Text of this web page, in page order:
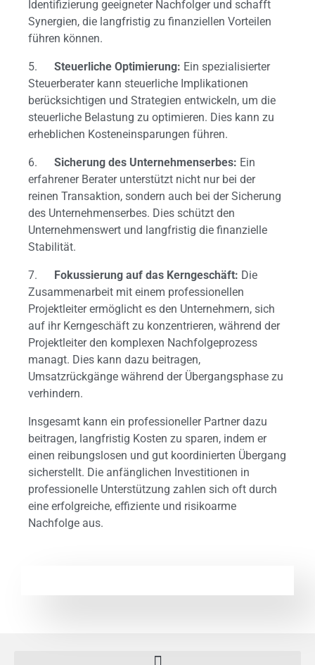
Identifizierung geeigneter Nachfolger und schafft
Synergien, die langfristig zu finanziellen Vorteilen
führen können.
5. Steuerliche Optimierung: Ein spezialisierter
Steuerberater kann steuerliche Implikationen
berücksichtigen und Strategien entwickeln, um die
steuerliche Belastung zu optimieren. Dies kann zu
erheblichen Kosteneinsparungen führen.
6. Sicherung des Unternehmenserbes: Ein
erfahrener Berater unterstützt nicht nur bei der
reinen Transaktion, sondern auch bei der Sicherung
des Unternehmenserbes. Dies schützt den
Unternehmenswert und langfristig die finanzielle
Stabilität.
7. Fokussierung auf das Kerngeschäft: Die
Zusammenarbeit mit einem professionellen
Projektleiter ermöglicht es den Unternehmern, sich
auf ihr Kerngeschäft zu konzentrieren, während der
Projektleiter den komplexen Nachfolgeprozess
managt. Dies kann dazu beitragen,
Umsatzrückgänge während der Übergangsphase zu
verhindern.
Insgesamt kann ein professioneller Partner dazu
beitragen, langfristig Kosten zu sparen, indem er
einen reibungslosen und gut koordinierten Übergang
sicherstellt. Die anfänglichen Investitionen in
professionelle Unterstützung zahlen sich oft durch
eine erfolgreiche, effiziente und risikoarme
Nachfolge aus.